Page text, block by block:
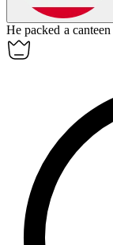
He packed a canteen